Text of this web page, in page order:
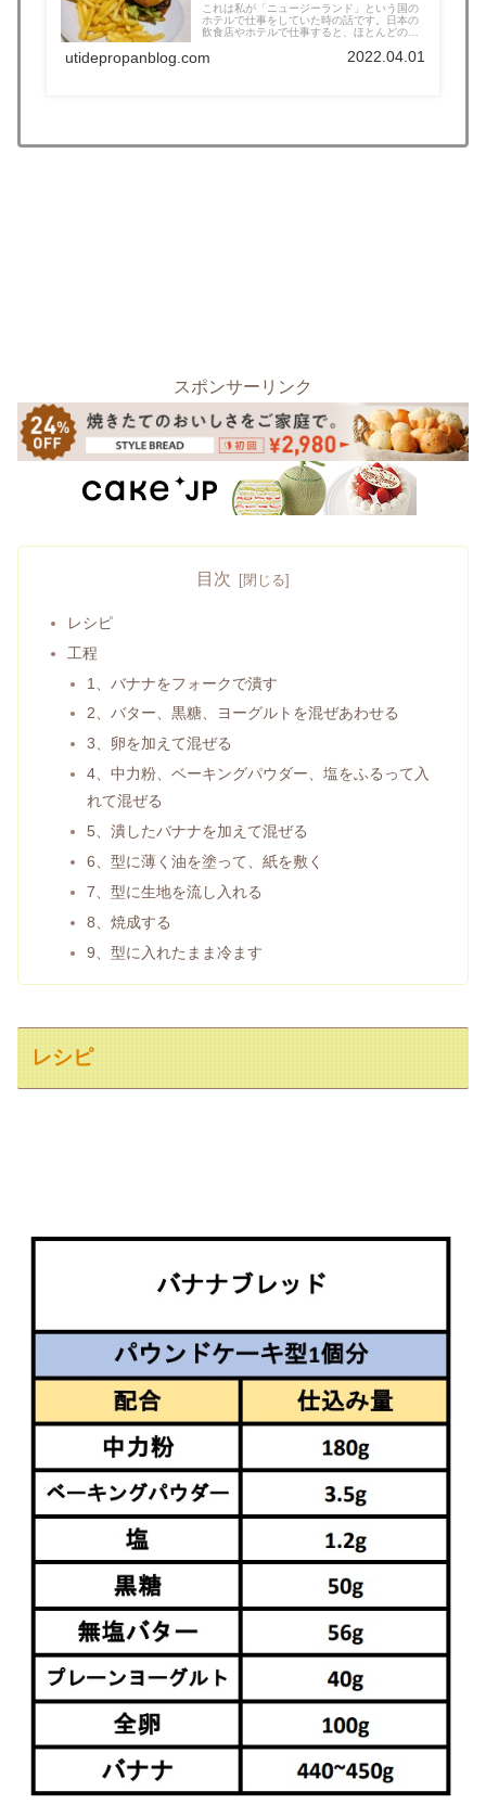
これは私が「ニュージーランド」という国の
ホテルで仕事をしていた時の話です。日本の
飲食店やホテルで仕事すると、ほとんどの
utidepropanblog.com 2022.04.01
スポンサーリンク
目次
レシピ
工程
1、バナナをフォークで潰す
2、バター、黒糖、ヨーグルトを混ぜあわせる
3、卵を加えて混ぜる
4、中力粉、ベーキングパウダー、塩をふるって入
れて混ぜる
5、潰したバナナを加えて混ぜる
6、型に薄く油を塗って、紙を敷く
7、型に生地を流し入れる
8、焼成する
9、型に入れたまま冷ます
レシピ